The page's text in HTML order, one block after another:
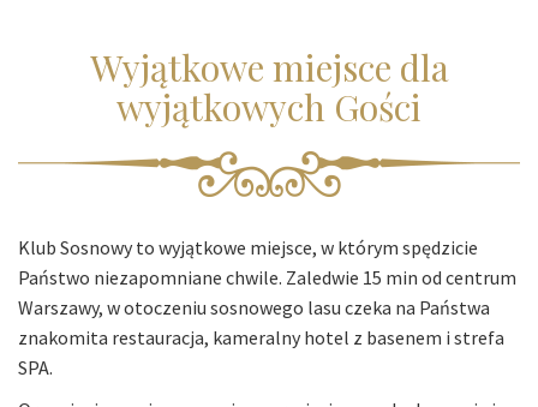
Wyjątkowe miejsce dla
wyjątkowych Gości
Klub Sosnowy to wyjątkowe miejsce, w którym spędzicie
Państwo niezapomniane chwile. Zaledwie 15 min od centrum
Warszawy, w otoczeniu sosnowego lasu czeka na Państwa
znakomita restauracja, kameralny hotel z basenem i strefa
SPA.